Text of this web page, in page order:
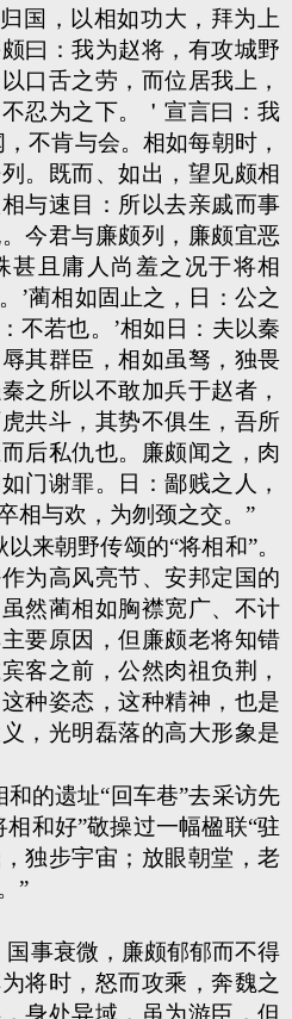
国，以相如功大，拜为上
曰：我为赵将，有攻城野
口舌之劳，而位居我上，
忍为之下。＇宣言曰：我
不肯与会。相如每朝时，
。既而、如出，望见颇相
与速目：所以去亲戚而事
今君与廉颇列，廉颇宜恶
甚且庸人尚羞之况于将相
’蔺相如固止之，日：公之
不若也。’相如日：夫以秦
其群臣，相如虽驽，独畏
之所以不敢加兵于赵者，
共斗，其势不俱生，吾所
后私仇也。廉颇闻之，肉
门谢罪。日：鄙贱之人，
相与欢，为刎颈之交。”
来朝野传颂的“将相和”。
为高风亮节、安邦定国的
然蔺相如胸襟宽广、不计
要原因，但廉颇老将知错
客之前，公然肉祖负荆，
种姿态，这种精神，也是
，光明磊落的高大形象是
的遗址“回车巷”去采访先
和好”敬操过一幅楹联“驻
独步宇宙；放眼朝堂，老
”
事衰微，廉颇郁郁而不得
将时，怒而攻乘，奔魏之
身处异域，虽为游臣，但